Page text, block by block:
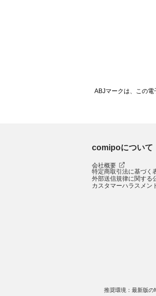
ABJマークは、この
comipoについて
会社概要
特定商取引法に基づく
外部送信規律に関する
カスタマーハラスメン
推奨環境：最新版の